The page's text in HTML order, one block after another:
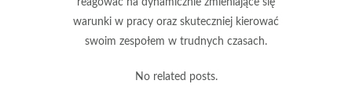
reagować na dynamicznie zmieniające się
warunki w pracy oraz skuteczniej kierować
swoim zespołem w trudnych czasach.
No related posts.